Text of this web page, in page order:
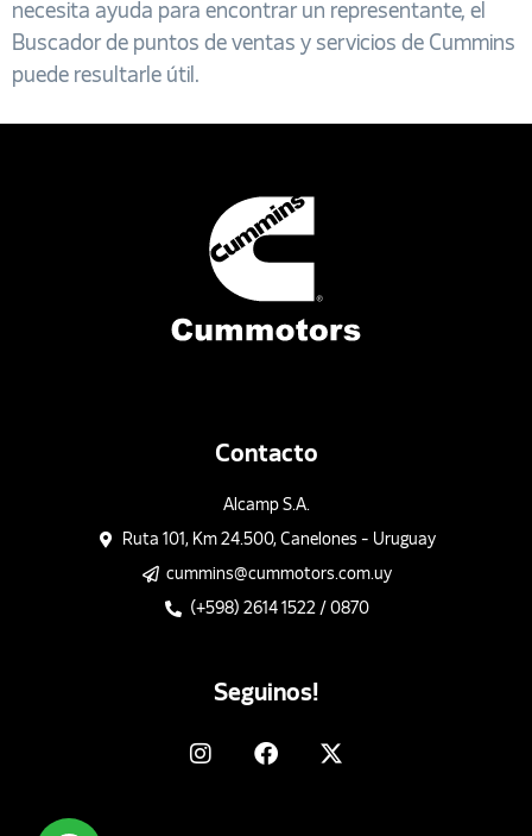
necesita ayuda para encontrar un representante, el
Buscador de puntos de ventas y servicios de Cummins
puede resultarle útil.
Contacto
Alcamp S.A.
Ruta 101, Km 24.500, Canelones - Uruguay
cummins@cummotors.com.uy
(+598) 2614 1522 / 0870
Seguinos!